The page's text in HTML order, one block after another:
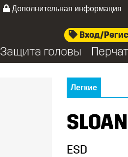
Дополнительная информация
Вход/
Защита головы
Легкие
ESD